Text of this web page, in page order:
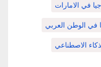
في الامارات
في الوطن العربي
الاصطناعي